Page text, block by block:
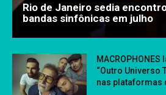
Rio de Janeiro sedia
bandas sinfônicas em julho
“Outro Universo
nas plataformas